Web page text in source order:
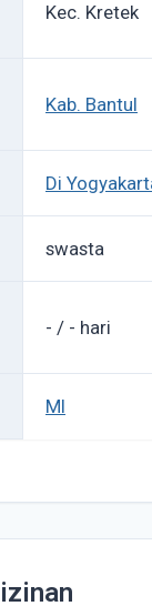
Kec. Kretek
Kab. Bantul
Di
swasta
- / - hari
MI